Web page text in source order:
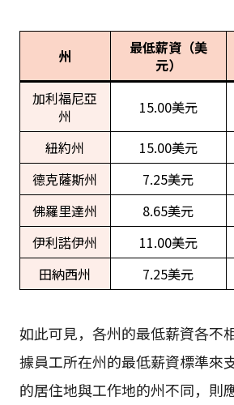
州
最低薪資（美
元）
加利福尼亞
州
15.00美元
紐約州 15.00美元
德克薩斯州
7.25美元
佛羅里達州
8.65美元
伊利諾伊州
11.00美元
田納西州
7.25美元
如此可見，各州的最低薪資各不
據員工所在州的最低薪資標準來
的居住地與工作地的州不同，則